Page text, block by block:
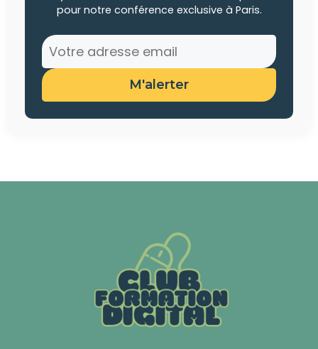
pour notre conférence exclusive à Paris.
M'alerter